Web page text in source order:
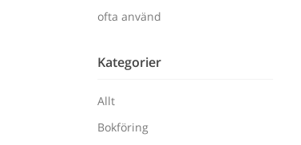
ofta använd
Kategorier
Allt
Bokföring